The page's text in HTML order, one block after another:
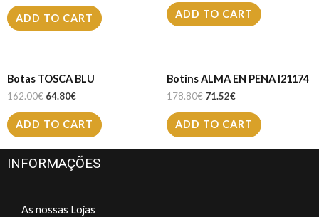
ADD TO CART ADD TO CART
Botas TOSCA BLU
162.00€ 64.80€
ADD TO CART
Botins ALMA EN PENA I21174
178.80€ 71.52€
ADD TO CART
INFORMAÇÕES
As nossas Lojas